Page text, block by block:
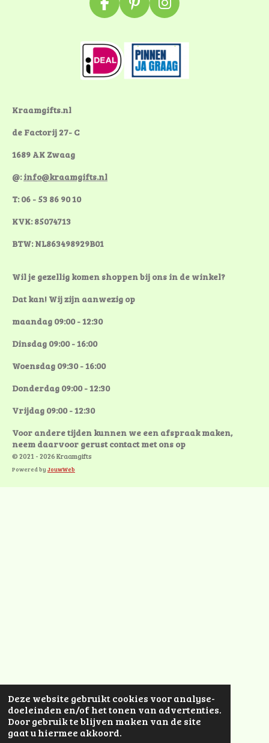
Deze website gebruikt cookies voor analyse-
doeleinden en/of het tonen van advertenties.
Door gebruik te blijven maken van de site
gaat u hiermee akkoord.
F
a
c
e
b
o
P
i
n
t
e
r
I
n
s
t
a
g
Kraamgifts.nl
de Factorij 27- C
1689 AK Zwaag
@:info@kraamgifts.nl
T: 06 - 53 86 90 10
KVK: 85074713
BTW: NL863498929B01
Wil je gezellig komen shoppen bij ons in de winkel?
Dat kan! Wij zijn aanwezig op
maandag 09:00 - 12:30
Dinsdag 09:00 - 16:00
Woensdag 09:30 - 16:00
Donderdag 09:00 - 12:30
Vrijdag 09:00 - 12:30
Voor andere tijden kunnen we een afspraak maken,
neem daarvoor gerust contact met ons op
© 2021 - 2026 Kraamgifts
Powered by JouwWeb